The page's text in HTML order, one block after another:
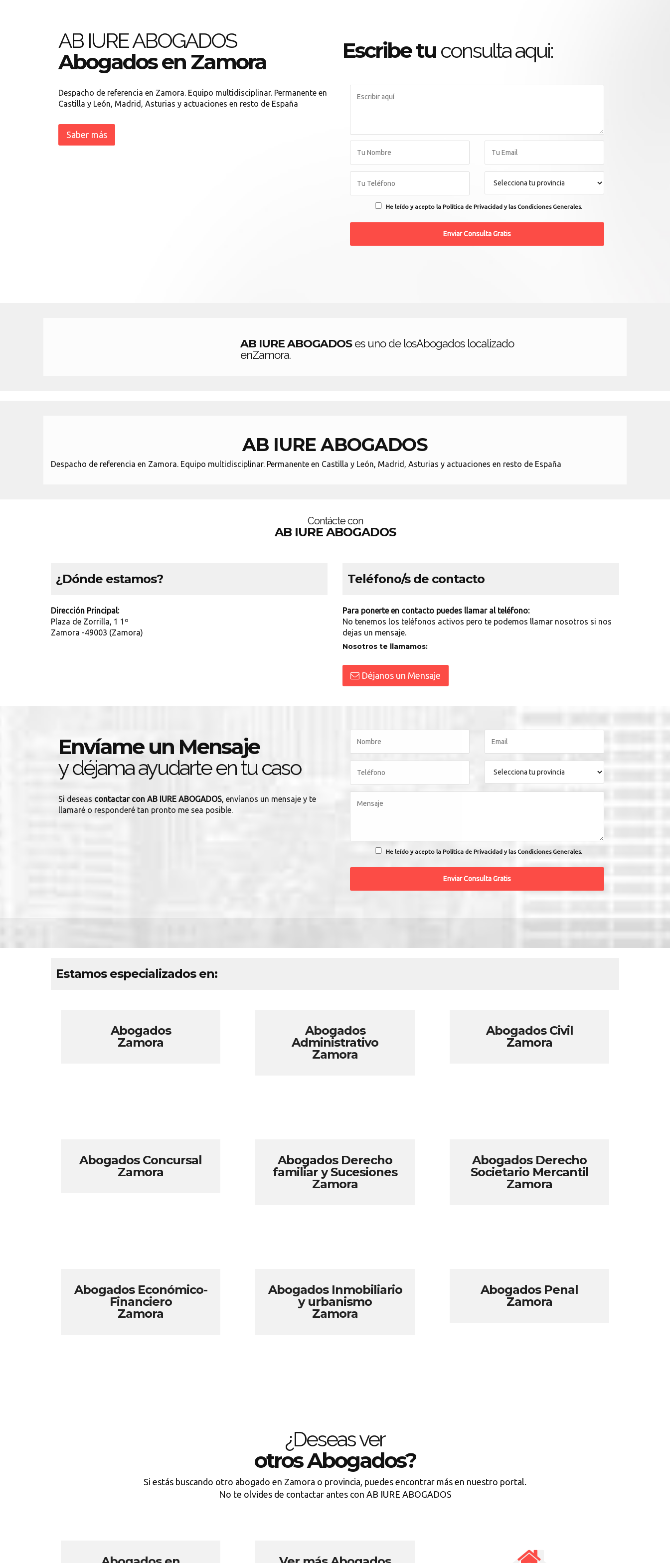
AB IURE ABOGADOS
Abogados en Zamora
Despacho de referencia en Zamora. Equipo multidisciplinar. Permanente en
Castilla y León, Madrid, Asturias y actuaciones en resto de España
Saber más
Escribe tu consulta aqui:
He leído y acepto la Política de Privacidad y las Condiciones Generales.
AB IURE ABOGADOSes uno de losAbogados localizado
enZamora.
AB IURE ABOGADOS
Despacho de referencia en Zamora. Equipo multidisciplinar. Permanente en Castilla y León, Madrid, Asturias y actuaciones en resto de España
Contácte con
AB IURE ABOGADOS
¿Dónde estamos?
Dirección Principal:
Plaza de Zorrilla, 1 1º
Zamora -49003 (Zamora)
Teléfono/s de contacto
Para ponerte en contacto puedes llamar al teléfono:
No tenemos los teléfonos activos pero te podemos llamar nosotros si nos
dejas un mensaje.
Nosotros te llamamos:
Déjanos un Mensaje
Envíame un Mensaje
y déjama ayudarte en tu caso
Si deseas contactar con AB IURE ABOGADOS, envíanos un mensaje y te
llamaré o responderé tan pronto me sea posible.
He leído y acepto la Política de Privacidad y las Condiciones Generales.
Estamos especializados en:
Abogados
Zamora
Abogados
Administrativo
Zamora
Abogados Civil
Zamora
Abogados Concursal
Zamora
Abogados Derecho
familiar y Sucesiones
Zamora
Abogados Derecho
Societario Mercantil
Zamora
Abogados Económico-
Financiero
Zamora
Abogados Inmobiliario
y urbanismo
Zamora
Abogados Penal
Zamora
¿Deseas ver
otros Abogados?
Si estás buscando otro abogado en Zamora o provincia, puedes encontrar más en nuestro portal.
No te olvides de contactar antes con AB IURE ABOGADOS